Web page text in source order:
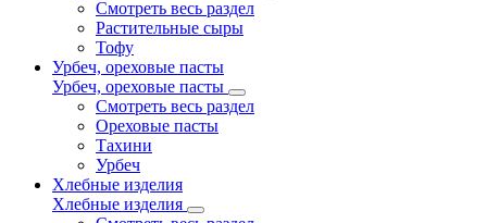
Смотреть весь раздел
Растительные сыры
Тофу
Урбеч, ореховые пасты
Урбеч, ореховые пасты
Смотреть весь раздел
Ореховые пасты
Тахини
Урбеч
Хлебные изделия
Хлебные изделия